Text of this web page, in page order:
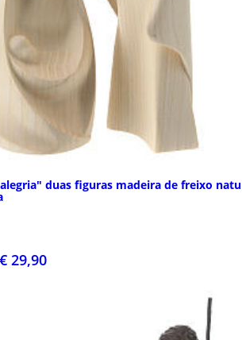
duas figuras madeira de freixo
€ 29,90